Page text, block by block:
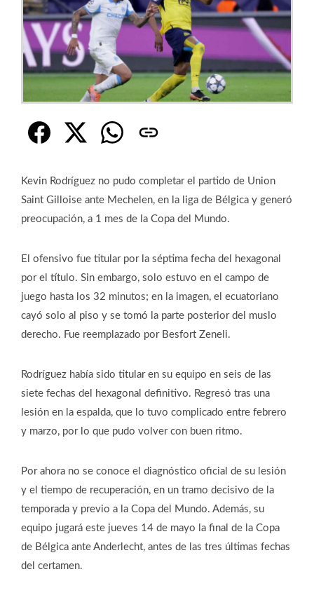
Kevin Rodríguez no pudo completar el partido de Union
Saint Gilloise ante Mechelen, en la liga de Bélgica y generó
preocupación, a 1 mes de la Copa del Mundo.
El ofensivo fue titular por la séptima fecha del hexagonal
por el título. Sin embargo, solo estuvo en el campo de
juego hasta los 32 minutos; en la imagen, el ecuatoriano
cayó solo al piso y se tomó la parte posterior del muslo
derecho. Fue reemplazado por Besfort Zeneli.
Rodríguez había sido titular en su equipo en seis de las
siete fechas del hexagonal definitivo. Regresó tras una
lesión en la espalda, que lo tuvo complicado entre febrero
y marzo, por lo que pudo volver con buen ritmo.
Por ahora no se conoce el diagnóstico oficial de su lesión
y el tiempo de recuperación, en un tramo decisivo de la
temporada y previo a la Copa del Mundo. Además, su
equipo jugará este jueves 14 de mayo la final de la Copa
de Bélgica ante Anderlecht, antes de las tres últimas fechas
del certamen.